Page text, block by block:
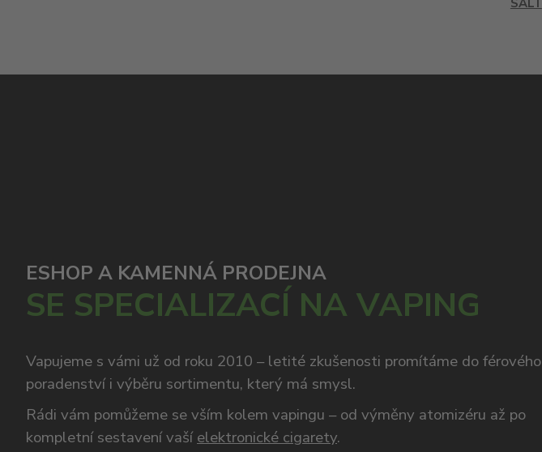
SALT
ESHOP A KAMENNÁ PRODEJNA
SE SPECIALIZACÍ NA VAPING
Vapujeme s vámi už od roku 2010 – letité zkušenosti promítáme do férového
poradenství i výběru sortimentu, který má smysl.
Rádi vám pomůžeme se vším kolem vapingu – od výměny atomizéru až po
kompletní sestavení vaší elektronické cigarety.